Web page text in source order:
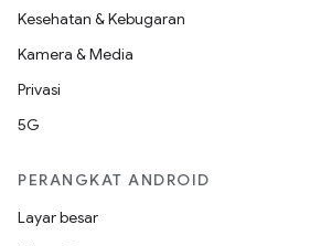
Kesehatan & Kebugaran
Kamera & Media
Privasi
5G
PERANGKAT ANDROID
Layar besar